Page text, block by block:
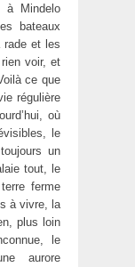
à Mindelo
bateaux
rade et les
voir, et
ce que
régulière
où
le
un
tout, le
ferme
à vivre, la
plus loin
le
aurore